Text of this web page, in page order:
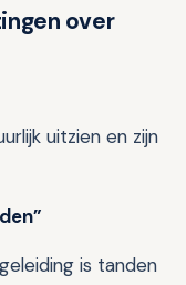
over
uitzien en zijn
is tanden